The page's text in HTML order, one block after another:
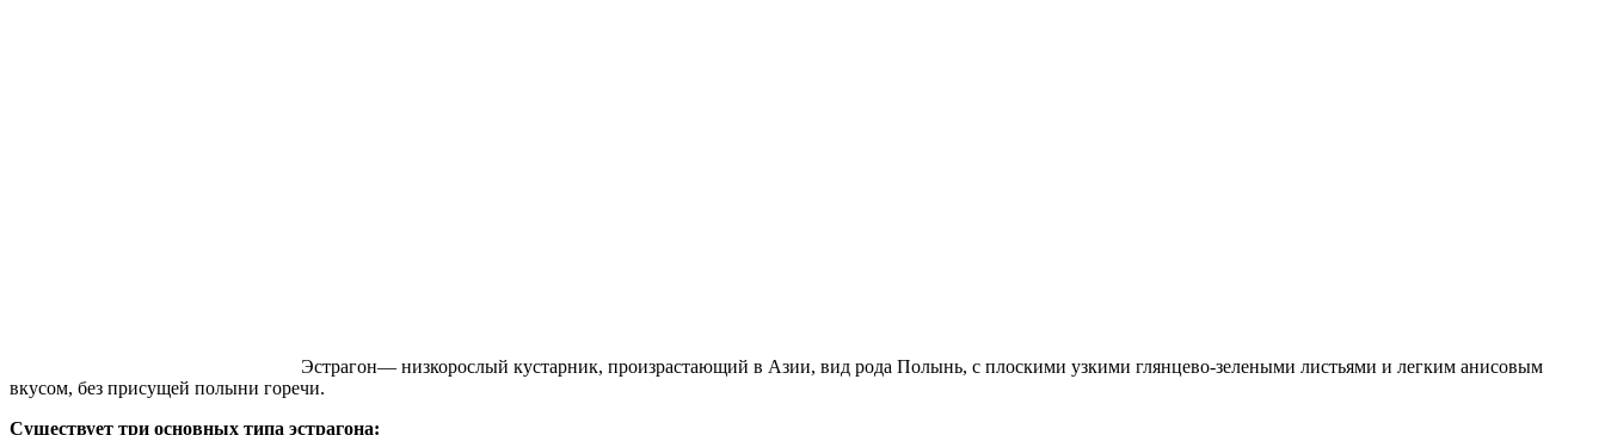
Эстрагон— низкорослый кустарник, произрастающий в Азии, вид рода Полынь, с плоскими узкими глянцево-зелеными листьями и легким анисовым
вкусом, без присущей полыни горечи.
Существует три основных типа эстрагона: